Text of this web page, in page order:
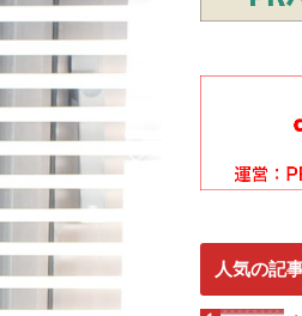
人気の記